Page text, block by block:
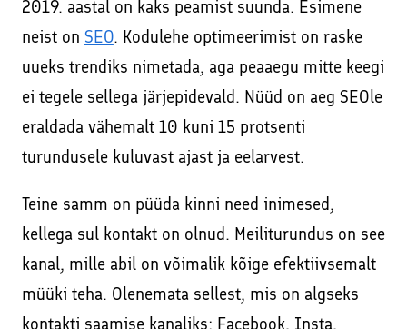
2019. aastal on kaks peamist suunda. Esimene
neist on SEO. Kodulehe optimeerimist on raske
uueks trendiks nimetada, aga peaaegu mitte keegi
ei tegele sellega järjepidevald. Nüüd on aeg SEOle
eraldada vähemalt 10 kuni 15 protsenti
turundusele kuluvast ajast ja eelarvest.
Teine samm on püüda kinni need inimesed,
kellega sul kontakt on olnud. Meiliturundus on see
kanal, mille abil on võimalik kõige efektiivsemalt
müüki teha. Olenemata sellest, mis on algseks
kontakti saamise kanaliks: Facebook, Insta,